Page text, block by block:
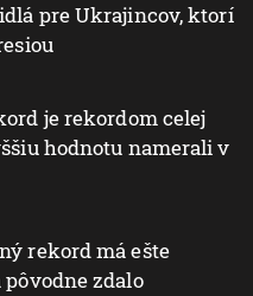
pre Ukrajincov, ktorí
je rekordom celej
hodnotu namerali v
rekord má ešte
zdalo